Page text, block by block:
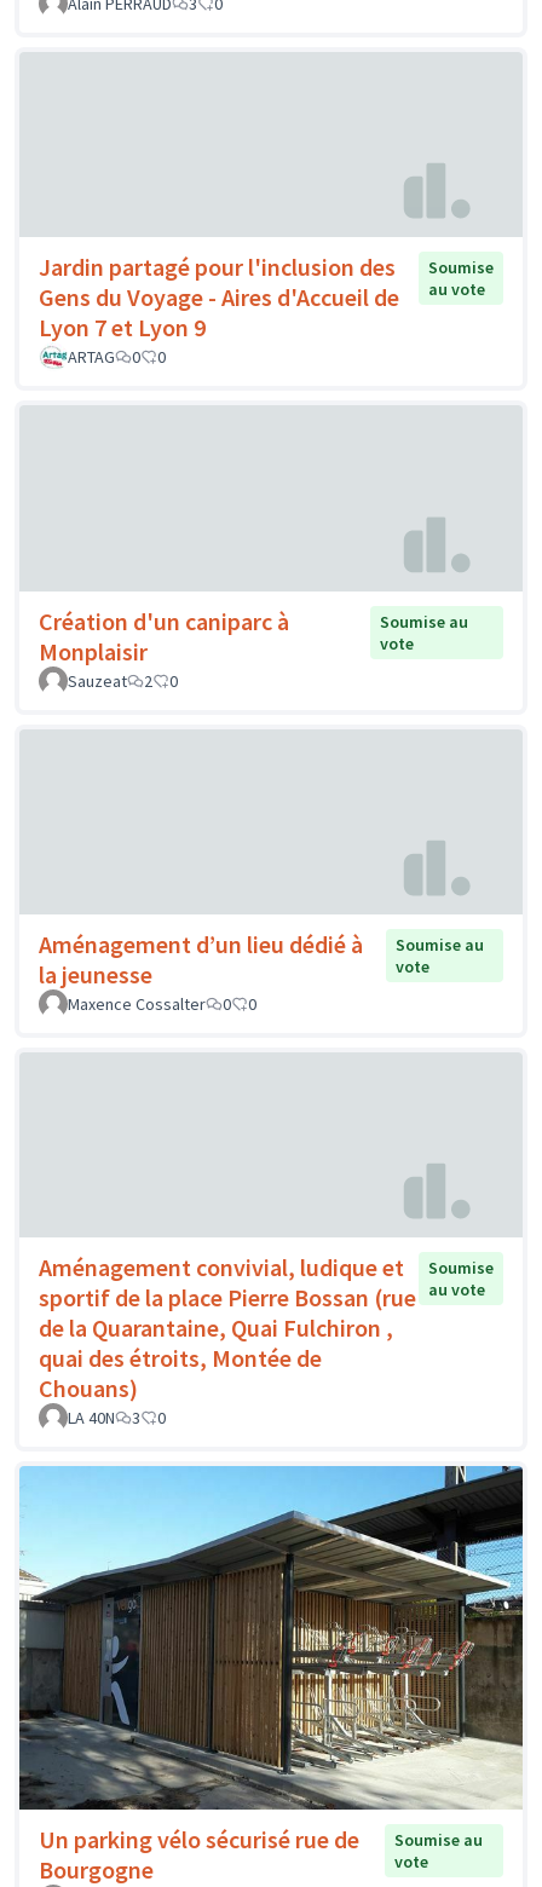
Jardin partagé pour l'inclusion des
Gens du Voyage - Aires d'Accueil de
Lyon 7 et Lyon 9
Soumise
au vote
ARTAG 0 0
Création d'un caniparc à
Monplaisir
Soumise au
vote
Sauzeat
2 0
Aménagement d’un lieu dédié à
la jeunesse
Soumise au
vote
Maxence Cossalter
0 0
Aménagement convivial, ludique et
sportif de la place Pierre Bossan (rue
de la Quarantaine, Quai Fulchiron ,
quai des étroits, Montée de
Chouans)
Soumise
au vote
LA 40N 3 0
Un parking vélo sécurisé rue de
Bourgogne
Soumise au
vote